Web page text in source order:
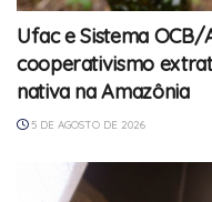
Ufac e Sistema OCB/
cooperativismo
nativa na Amazônia
5 DE AGOSTO DE 2026